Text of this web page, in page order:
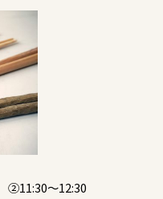
②11:30～12:30